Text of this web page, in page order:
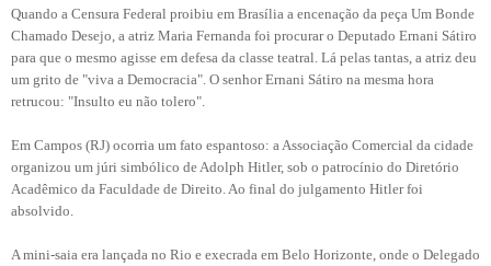
Quando a Censura Federal proibiu em Brasília a encenação da peça Um Bonde
Chamado Desejo, a atriz Maria Fernanda foi procurar o Deputado Ernani Sátiro
para que o mesmo agisse em defesa da classe teatral. Lá pelas tantas, a atriz deu
um grito de "viva a Democracia". O senhor Ernani Sátiro na mesma hora
retrucou: "Insulto eu não tolero".
Em Campos (RJ) ocorria um fato espantoso: a Associação Comercial da cidade
organizou um júri simbólico de Adolph Hitler, sob o patrocínio do Diretório
Acadêmico da Faculdade de Direito. Ao final do julgamento Hitler foi
absolvido.
A mini-saia era lançada no Rio e execrada em Belo Horizonte, onde o Delegado